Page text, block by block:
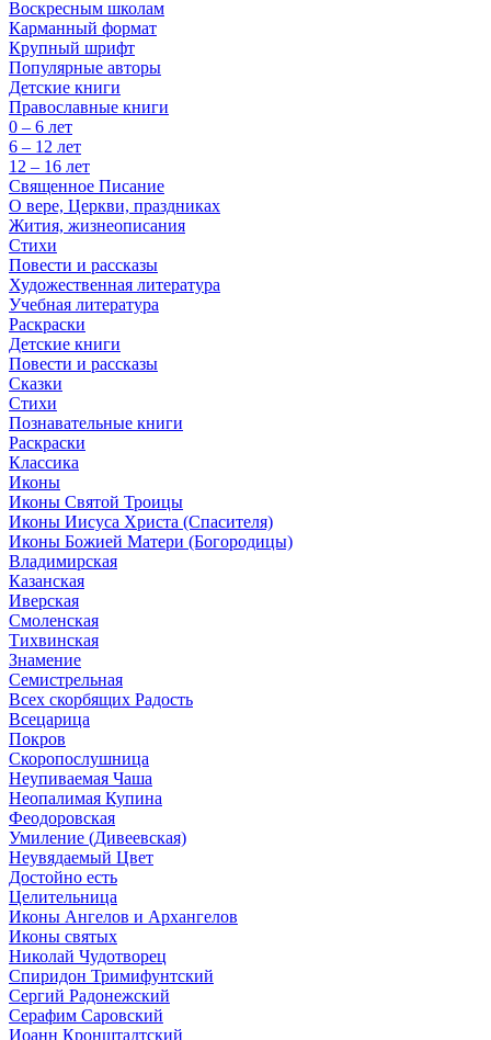
Воскресным школам
Карманный формат
Крупный шрифт
Популярные авторы
Детские книги
Православные книги
0 – 6 лет
6 – 12 лет
12 – 16 лет
Священное Писание
О вере, Церкви, праздниках
Жития, жизнеописания
Стихи
Повести и рассказы
Художественная литература
Учебная литература
Раскраски
Детские книги
Повести и рассказы
Сказки
Стихи
Познавательные книги
Раскраски
Классика
Иконы
Иконы Святой Троицы
Иконы Иисуса Христа (Спасителя)
Иконы Божией Матери (Богородицы)
Владимирская
Казанская
Иверская
Смоленская
Тихвинская
Знамение
Семистрельная
Всех скорбящих Радость
Всецарица
Покров
Скоропослушница
Неупиваемая Чаша
Неопалимая Купина
Феодоровская
Умиление (Дивеевская)
Неувядаемый Цвет
Достойно есть
Целительница
Иконы Ангелов и Архангелов
Иконы святых
Николай Чудотворец
Спиридон Тримифунтский
Сергий Радонежский
Серафим Саровский
Иоанн Кронштадтский